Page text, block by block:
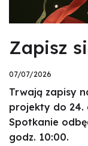
Zapisz
07/07/2026
Trwają zapisy
projekty do 24.
Spotkanie
godz. 10:00.